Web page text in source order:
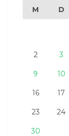
M D
2 3
9 10
16 17
23 24
30